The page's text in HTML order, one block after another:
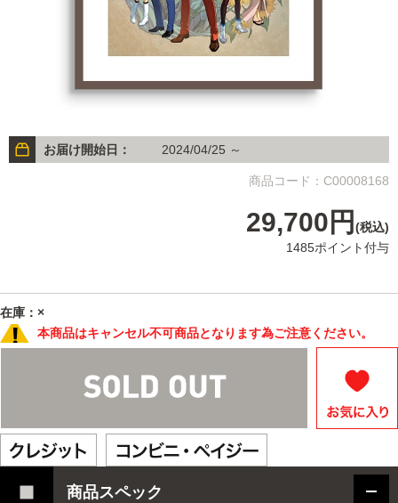
お届け開始日： 2024/04/25 ～
商品コード：C00008168
29,700円 (税込)
1485ポイント付与
在庫：×
本商品はキャンセル不可商品となります為ご注意ください。
商品スペック